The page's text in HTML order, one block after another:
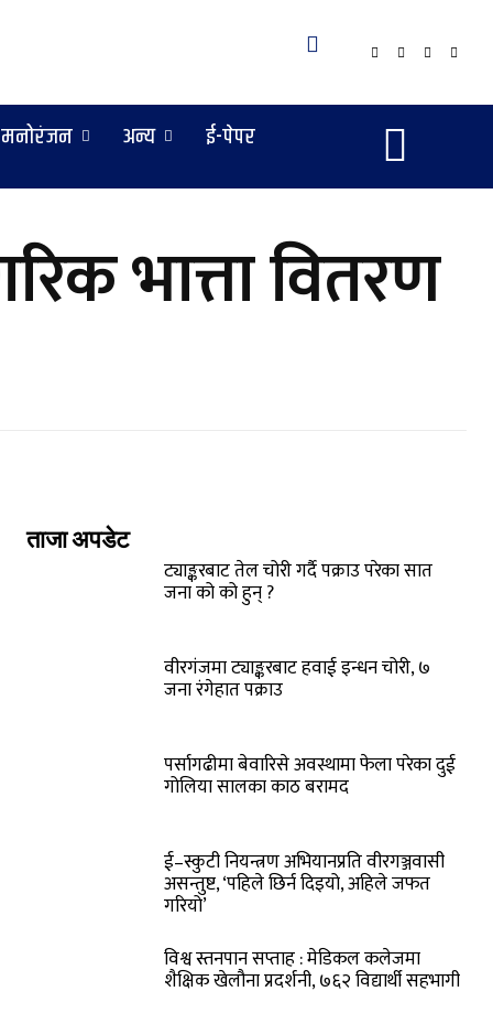
मनोरंजन अन्य ई-पेपर
भात्ता वितरण
ताजा अपडेट
ट्याङ्करबाट तेल चोरी गर्दै पक्राउ परेका सात
जना को को हुन् ?
वीरगंजमा ट्याङ्करबाट हवाई इन्धन चोरी, ७
जना रंगेहात पक्राउ
पर्सागढीमा बेवारिसे अवस्थामा फेला परेका दुई
गोलिया सालका काठ बरामद
ई–स्कुटी नियन्त्रण अभियानप्रति वीरगञ्जवासी
असन्तुष्ट, ‘पहिले छिर्न दिइयो, अहिले जफत
गरियो’
विश्व स्तनपान सप्ताह : मेडिकल कलेजमा
शैक्षिक खेलौना प्रदर्शनी, ७६२ विद्यार्थी सहभागी